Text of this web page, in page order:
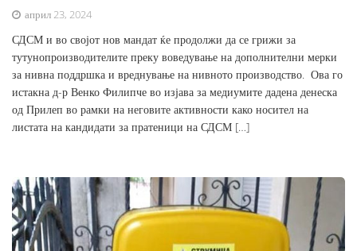
април 23, 2024
СДСМ и во својот нов мандат ќе продолжи да се грижи за
тутунопроизводителите преку воведување на дополнителни мерки
за нивна поддршка и вреднување на нивното производство. Ова го
истакна д-р Венко Филипче во изјава за медиумите дадена денеска
од Прилеп во рамки на неговите активности како носител на
листата на кандидати за пратеници на СДСМ […]